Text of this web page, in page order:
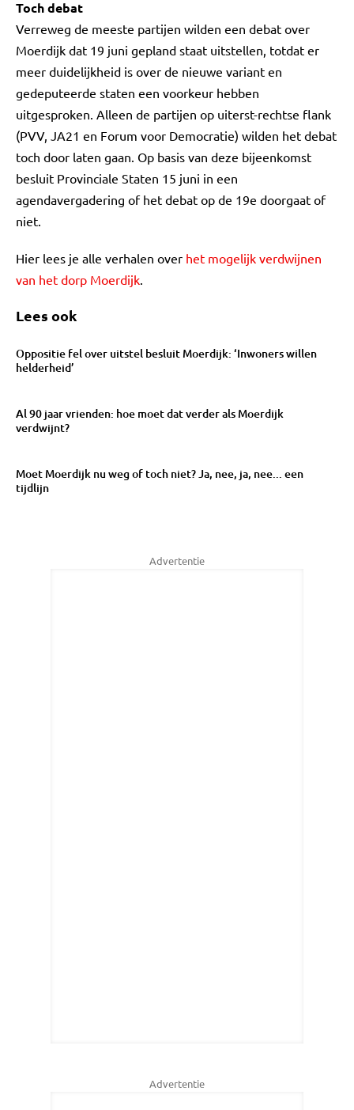
Toch debat
Verreweg de meeste partijen wilden een debat over
Moerdijk dat 19 juni gepland staat uitstellen, totdat er
meer duidelijkheid is over de nieuwe variant en
gedeputeerde staten een voorkeur hebben
uitgesproken. Alleen de partijen op uiterst-rechtse flank
(PVV, JA21 en Forum voor Democratie) wilden het debat
toch door laten gaan. Op basis van deze bijeenkomst
besluit Provinciale Staten 15 juni in een
agendavergadering of het debat op de 19e doorgaat of
niet.
Hier lees je alle verhalen over het mogelijk verdwijnen
van het dorp Moerdijk.
Lees ook
Oppositie fel over uitstel besluit Moerdijk: ‘Inwoners willen
helderheid’
Al 90 jaar vrienden: hoe moet dat verder als Moerdijk
verdwijnt?
Moet Moerdijk nu weg of toch niet? Ja, nee, ja, nee... een
tijdlijn
Advertentie
Advertentie